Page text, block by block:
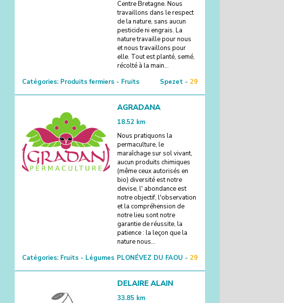
Centre Bretagne. Nous
travaillons dans le respect
de la nature, sans aucun
pesticide ni engrais. La
nature travaille pour nous
et nous travaillons pour
elle. Tout est planté, semé,
récolté à la main...
Catégories: Produits fermiers - Fruits Spezet - 29
AGRADANA
18.52 km
Nous pratiquons la
permaculture, le
maraîchage sur sol vivant,
aucun produits chimiques
(même ceux autorisés en
bio) diversité est notre
devise, l' abondance est
notre objectif, l'observation
et la compréhension de
notre lieu sont notre
garantie de réussite, la
patience : la leçon que la
nature nous...
Catégories: Fruits - Légumes PLONÉVEZ DU FAOU - 29
DELAIRE ALAIN
33.85 km